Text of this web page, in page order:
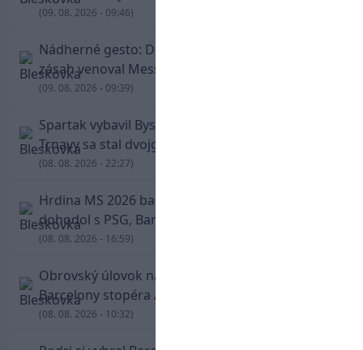
(09. 08. 2026 - 09:46)
Nádherné gesto: De Paul po góle odhalil dres,
zásah venoval Messimu po strate otca
(09. 08. 2026 - 09:39)
Spartak vybavil Bystricu za pár minút: Hrdinom
Trnavy sa stal dvojgólový Polťák
(08. 08. 2026 - 22:27)
Hrdina MS 2026 balí kufre! Ferran Torres sa
dohodol s PSG, Barcelona mu brániť nebude
(08. 08. 2026 - 16:59)
Obrovský úlovok na Anfielde: Liverpool získal z
Barcelony stopéra Arauja
(08. 08. 2026 - 10:32)